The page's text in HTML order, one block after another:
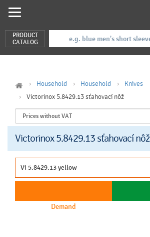
PRODUCT
CATALOG
Household Household
Knives
Victorinox 5.8429.13 sťahovací nôž
Victorinox 5.8429.13 sťahovací nôž
Demand